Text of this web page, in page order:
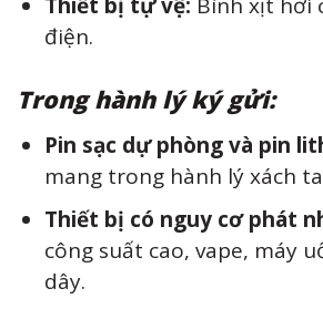
Thiết bị tự vệ: Bình xịt hơi
điện.
Trong hành lý ký gửi:
Pin sạc dự phòng và pin
mang trong hành lý xách
Thiết bị có nguy cơ phát
công suất cao, vape, máy
dây.